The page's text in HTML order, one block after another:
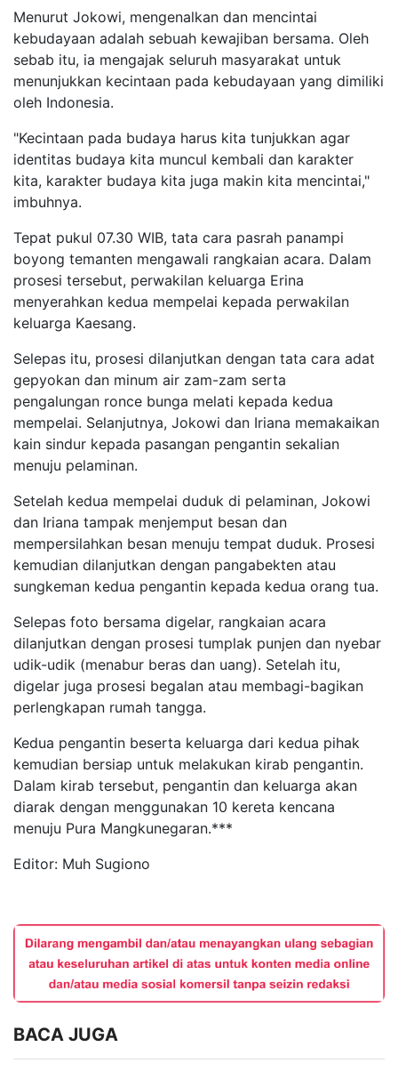
Menurut Jokowi, mengenalkan dan mencintai
kebudayaan adalah sebuah kewajiban bersama. Oleh
sebab itu, ia mengajak seluruh masyarakat untuk
menunjukkan kecintaan pada kebudayaan yang dimiliki
oleh Indonesia.
"Kecintaan pada budaya harus kita tunjukkan agar
identitas budaya kita muncul kembali dan karakter
kita, karakter budaya kita juga makin kita mencintai,"
imbuhnya.
Tepat pukul 07.30 WIB, tata cara pasrah panampi
boyong temanten mengawali rangkaian acara. Dalam
prosesi tersebut, perwakilan keluarga Erina
menyerahkan kedua mempelai kepada perwakilan
keluarga Kaesang.
Selepas itu, prosesi dilanjutkan dengan tata cara adat
gepyokan dan minum air zam-zam serta
pengalungan ronce bunga melati kepada kedua
mempelai. Selanjutnya, Jokowi dan Iriana memakaikan
kain sindur kepada pasangan pengantin sekalian
menuju pelaminan.
Setelah kedua mempelai duduk di pelaminan, Jokowi
dan Iriana tampak menjemput besan dan
mempersilahkan besan menuju tempat duduk. Prosesi
kemudian dilanjutkan dengan pangabekten atau
sungkeman kedua pengantin kepada kedua orang tua.
Selepas foto bersama digelar, rangkaian acara
dilanjutkan dengan prosesi tumplak punjen dan nyebar
udik-udik (menabur beras dan uang). Setelah itu,
digelar juga prosesi begalan atau membagi-bagikan
perlengkapan rumah tangga.
Kedua pengantin beserta keluarga dari kedua pihak
kemudian bersiap untuk melakukan kirab pengantin.
Dalam kirab tersebut, pengantin dan keluarga akan
diarak dengan menggunakan 10 kereta kencana
menuju Pura Mangkunegaran.***
Editor: Muh Sugiono
BACA JUGA